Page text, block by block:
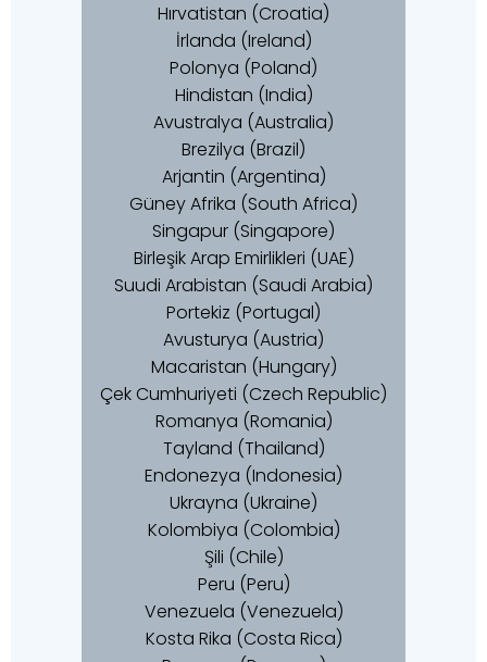
Hırvatistan (Croatia)
İrlanda (Ireland)
Polonya (Poland)
Hindistan (India)
Avustralya (Australia)
Brezilya (Brazil)
Arjantin (Argentina)
Güney Afrika (South Africa)
Singapur (Singapore)
Birleşik Arap Emirlikleri (UAE)
Suudi Arabistan (Saudi Arabia)
Portekiz (Portugal)
Avusturya (Austria)
Macaristan (Hungary)
Çek Cumhuriyeti (Czech Republic)
Romanya (Romania)
Tayland (Thailand)
Endonezya (Indonesia)
Ukrayna (Ukraine)
Kolombiya (Colombia)
Şili (Chile)
Peru (Peru)
Venezuela (Venezuela)
Kosta Rika (Costa Rica)